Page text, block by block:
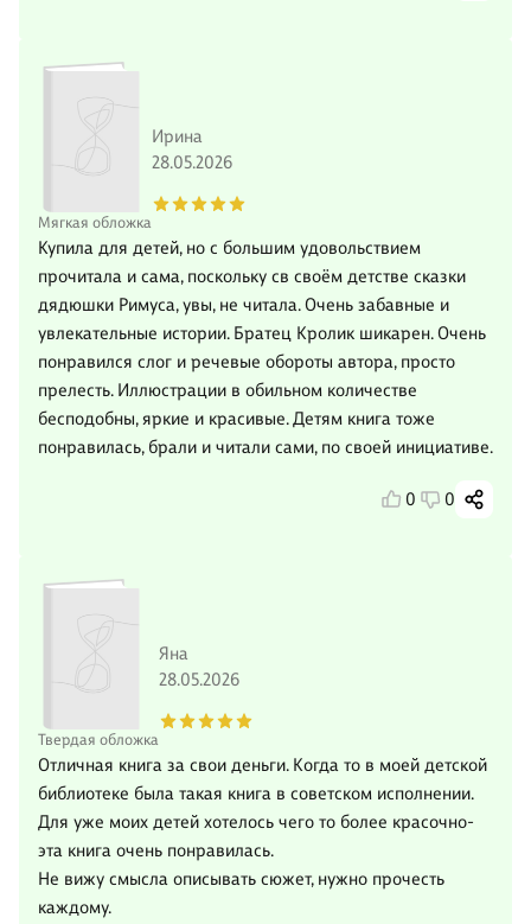
Мягкая обложка
Ирина
28.05.2026
Купила для детей, но с большим удовольствием
прочитала и сама, поскольку св своём детстве сказки
дядюшки Римуса, увы, не читала. Очень забавные и
увлекательные истории. Братец Кролик шикарен. Очень
понравился слог и речевые обороты автора, просто
прелесть. Иллюстрации в обильном количестве
бесподобны, яркие и красивые. Детям книга тоже
понравилась, брали и читали сами, по своей инициативе.
0 0
Твердая обложка
Яна
28.05.2026
Отличная книга за свои деньги. Когда то в моей детской
библиотеке была такая книга в советском исполнении.
Для уже моих детей хотелось чего то более красочно-
эта книга очень понравилась.
Не вижу смысла описывать сюжет, нужно прочесть
каждому.